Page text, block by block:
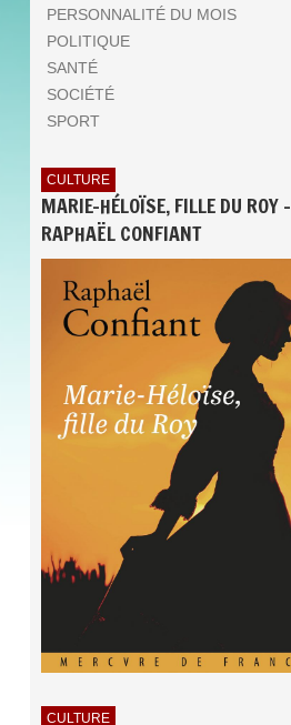
PERSONNALITÉ DU MOIS
POLITIQUE
SANTÉ
SOCIÉTÉ
SPORT
CULTURE
MARIE-HÉLOÏSE, FILLE DU ROY -
RAPHAËL CONFIANT
CULTURE